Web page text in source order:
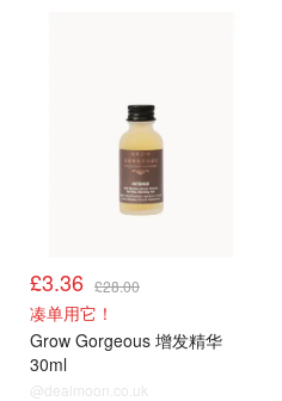
£3.36 £28.00
凑单用它！
Grow Gorgeous 增发精华
30ml
@dealmoon.co.uk